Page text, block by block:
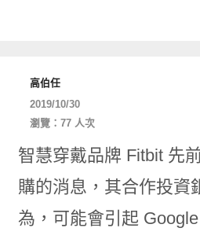
高伯任
2019/10/30
瀏覽：77 人次
智慧穿戴品牌 Fitbit 先
購的消息，其合作投資
為，可能會引起